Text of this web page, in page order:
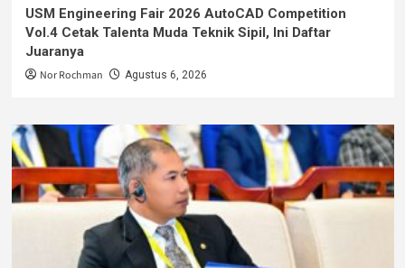
USM Engineering Fair 2026 AutoCAD Competition
Vol.4 Cetak Talenta Muda Teknik Sipil, Ini Daftar
Juaranya
Nor Rochman Agustus 6, 2026